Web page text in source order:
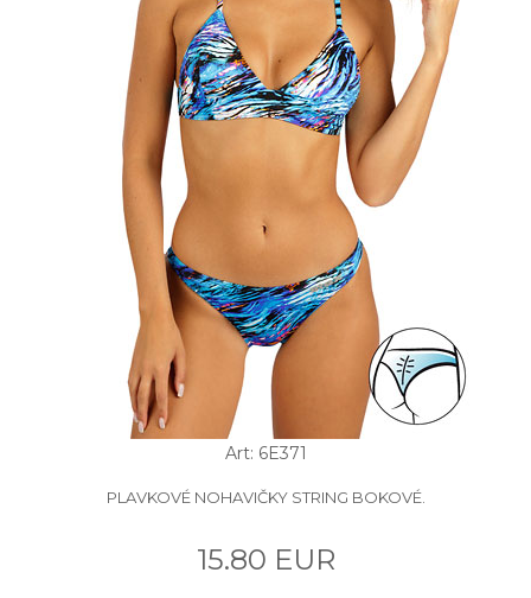
Art: 6E371
PLAVKOVÉ NOHAVIČKY STRING BOKOVÉ.
15.80 EUR